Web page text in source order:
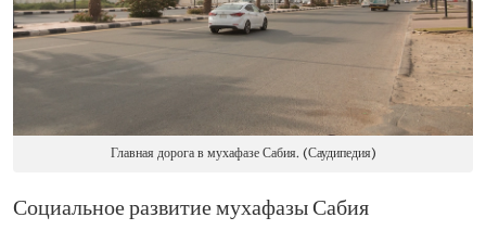
Главная дорога в мухафазе Сабия. (Саудипедия)
Социальное развитие мухафазы Сабия